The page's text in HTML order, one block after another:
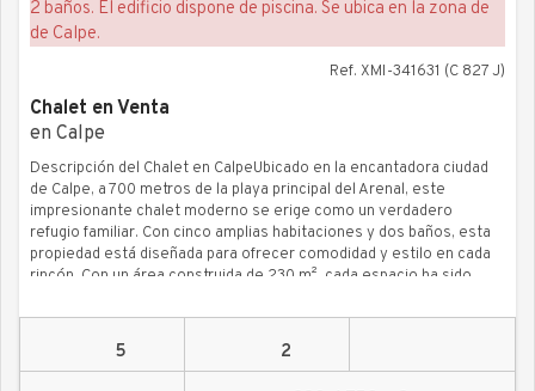
Ref. XMI-341631 (C 827 J)
Chalet en Venta
en Calpe
Descripción del Chalet en CalpeUbicado en la encantadora ciudad
de Calpe, a 700 metros de la playa principal del Arenal, este
impresionante chalet moderno se erige como un verdadero
refugio familiar. Con cinco amplias habitaciones y dos baños, esta
propiedad está diseñada para ofrecer comodidad y estilo en cada
rincón. Con un área construida de 230 m², cada espacio ha sido
bienestar. Distribución y ComodidadesAl ingresar, se recibe con
un ambiente luminoso y acogedor que invita a disfrutar de cada
momento. La cocina, equipada con isla, se convierte en el corazón
5 2